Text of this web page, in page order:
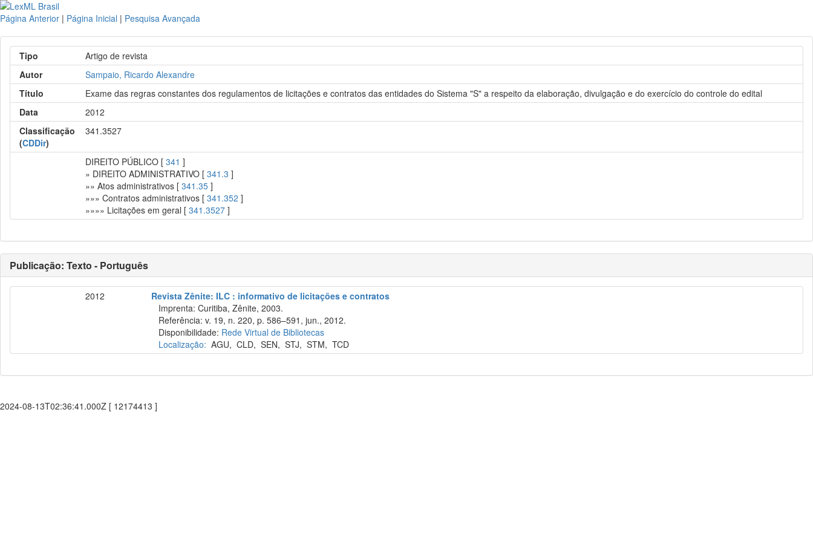
Página Anterior | Página Inicial | Pesquisa Avançada
Tipo
Artigo de revista
Autor
Sampaio, Ricardo Alexandre
Título
Exame das regras constantes dos regulamentos de licitações e contratos das entidades do Sistema "S" a respeito da elaboração, divulgação e do exercício do controle do edital
Data
2012
Classificação
(CDDir)
341.3527
DIREITO PÚBLICO [341 ]
» DIREITO ADMINISTRATIVO [341.3 ]
»» Atos administrativos [341.35 ]
»»» Contratos administrativos [341.352 ]
»»»» Licitações em geral [341.3527 ]
Publicação: Texto - Português
2012
Revista Zênite: ILC : informativo de licitações e contratos
Imprenta: Curitiba, Zênite, 2003.
Referência: v. 19, n. 220, p. 586–591, jun., 2012.
Disponibilidade: Rede Virtual de Bibliotecas
Localização: AGU,CLD,SEN,STJ,STM,TCD
2024-08-13T02:36:41.000Z [ 12174413 ]